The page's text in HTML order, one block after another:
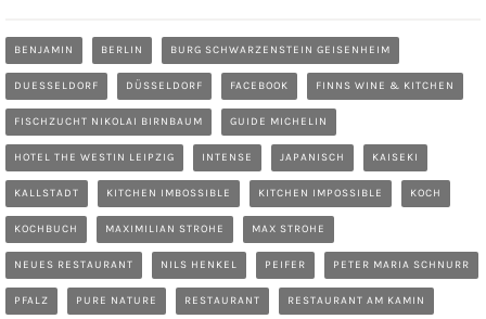
BENJAMIN BERLIN BURG SCHWARZENSTEIN GEISENHEIM
DUESSELDORF DÜSSELDORF FACEBOOK FINNS WINE & KITCHEN
FISCHZUCHT NIKOLAI BIRNBAUM GUIDE MICHELIN
HOTEL THE WESTIN LEIPZIG INTENSE JAPANISCH KAISEKI
KALLSTADT KITCHEN IMBOSSIBLE KITCHEN IMPOSSIBLE KOCH
KOCHBUCH MAXIMILIAN STROHE MAX STROHE
NEUES RESTAURANT NILS HENKEL PEIFER PETER MARIA SCHNURR
PFALZ PURE NATURE RESTAURANT RESTAURANT AM KAMIN